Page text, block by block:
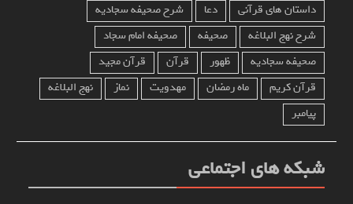
داستان های قرآنی
دعا
شرح صحیفه سجادیه
شرح نهج البلاغه
صحیفه
صحیفه امام سجاد
صحیفه سجادیه
ظهور قرآن
قرآن مجید
قرآن کریم
ماه رمضان مهدویت نماز
نهج البلاغه
پیامبر
شبکه های اجتماعی